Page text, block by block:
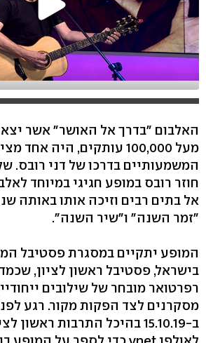
מעל 100,000 עותקים, היה אחד
המשמעותיים בדרכו של דני רובס.
חוזר רובס במופע חגיגי במיוחד
אל בתים רבים וזיכה אותו באותה
"זמר השנה" ו"שיר השנה".
המופע יתקיים במסגרת פסטיבל
בישראל, פסטיבל ראשון לציון,
רפרטואר מובחר של שילובים
מסקרנים לצד הפקות מקור. רגע
ב-15.10.19 בהיכל התרבות